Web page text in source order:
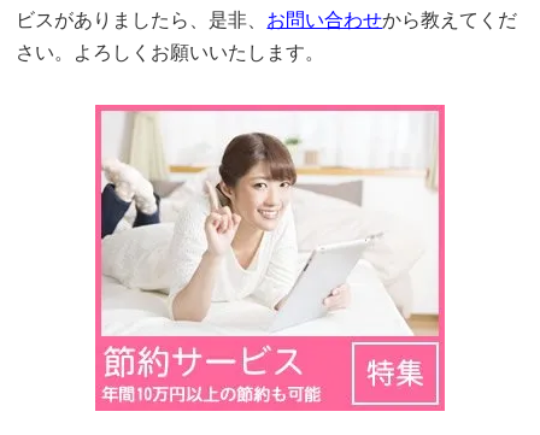
ビスがありましたら、是非、 お問い合わせから教えてくだ
さい。よろしくお願いいたします。